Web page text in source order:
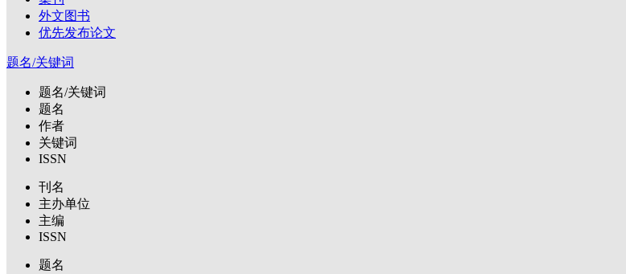
外文图书
优先发布论文
题名/关键词
题名/关键词
题名
作者
关键词
ISSN
刊名
主办单位
主编
ISSN
题名